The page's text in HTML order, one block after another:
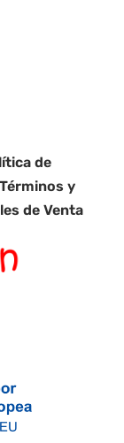
de
Términos y
de Venta